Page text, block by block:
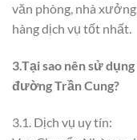
văn phòng, nhà
hàng dịch vụ tốt nhất.
3.Tại sao nên sử
đường Trần Cung?
3.1. Dịch vụ uy tín: